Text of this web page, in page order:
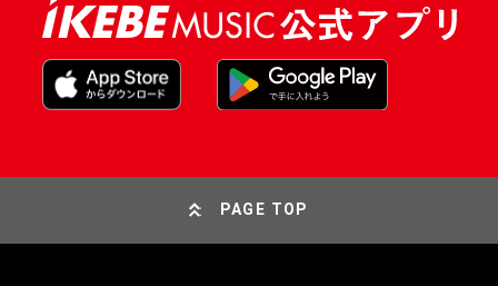
PAGE TOP